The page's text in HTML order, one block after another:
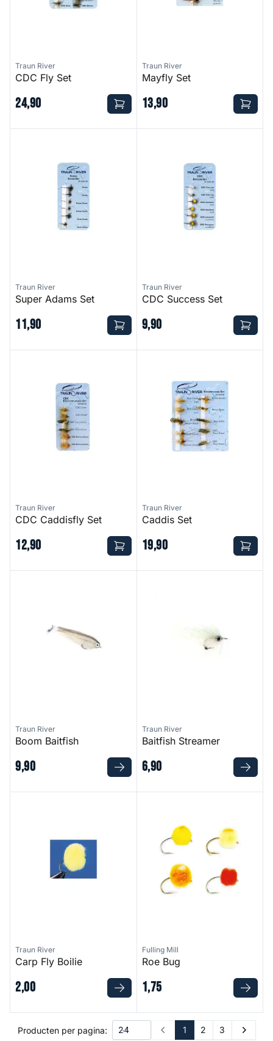
Traun River
CDC Fly Set
24,90
Traun River
Mayfly Set
13,90
Traun River
Super Adams Set
11,90
Traun River
CDC Success Set
9,90
Traun River
CDC Caddisfly Set
12,90
Traun River
Caddis Set
19,90
Traun River
Boom Baitfish
9,90
Traun River
Baitfish Streamer
6,90
Traun River
Carp Fly Boilie
2,00
Fulling Mill
Roe Bug
1,75
Producten per pagina: Prev 1 2 3 Next